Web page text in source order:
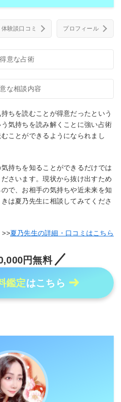
体験談口コミ プロフィール
得意な占術
な相談内容
ちを読むことが得意だったという
気持ちを読み解くことに強い占術
ことができるようになられまし
持ちを知ることができるだけでは
さいます。現状から抜け出すため
で、お相手の気持ちや近未来を知
は夏乃先生に相談してみてくださ
夏乃先生の詳細・口コミはこちら
円無料
鑑定はこちら